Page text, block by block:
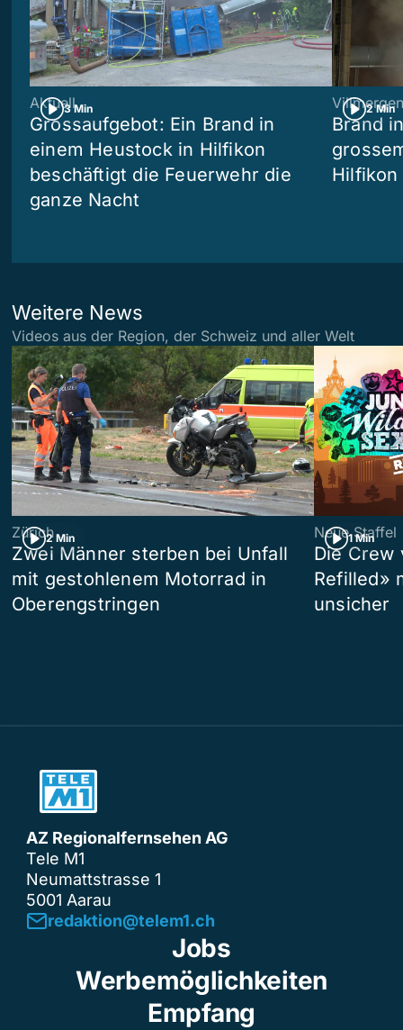
3 Min
Aktuell
Grossaufgebot: Ein Brand in
einem Heustock in Hilfikon
beschäftigt die Feuerwehr die
ganze Nacht
2 Min
Villmergen
Brand
Hilfikon
Weitere News
Videos aus der Region, der Schweiz und aller Welt
2 Min
Zürich
Zwei Männer sterben bei Unfall
mit gestohlenem Motorrad in
Oberengstringen
1 Min
Neue Staffel
Die Crew
Refilled»
unsicher
AZ Regionalfernsehen AG
Tele M1
Neumattstrasse 1
5001 Aarau
redaktion@telem1.ch
Jobs
Werbemöglichkeiten
Empfang